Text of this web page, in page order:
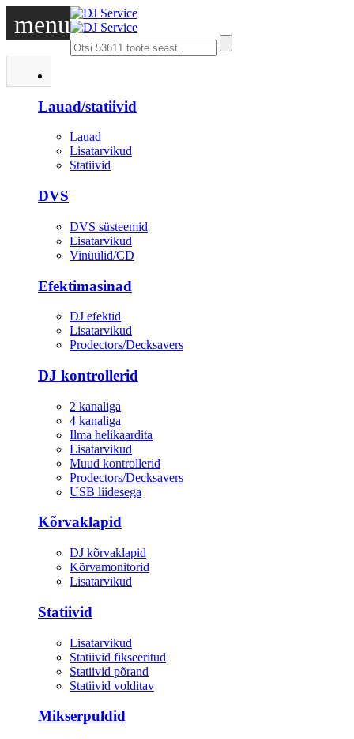
menu
Lauad/statiivid
Lauad
Lisatarvikud
Statiivid
DVS
DVS süsteemid
Lisatarvikud
Vinüülid/CD
Efektimasinad
DJ efektid
Lisatarvikud
Prodectors/Decksavers
DJ kontrollerid
2 kanaliga
4 kanaliga
Ilma helikaardita
Lisatarvikud
Muud kontrollerid
Prodectors/Decksavers
USB liidesega
Kõrvaklapid
DJ kõrvaklapid
Kõrvamonitorid
Lisatarvikud
Statiivid
Lisatarvikud
Statiivid fikseeritud
Statiivid põrand
Statiivid volditav
Mikserpuldid